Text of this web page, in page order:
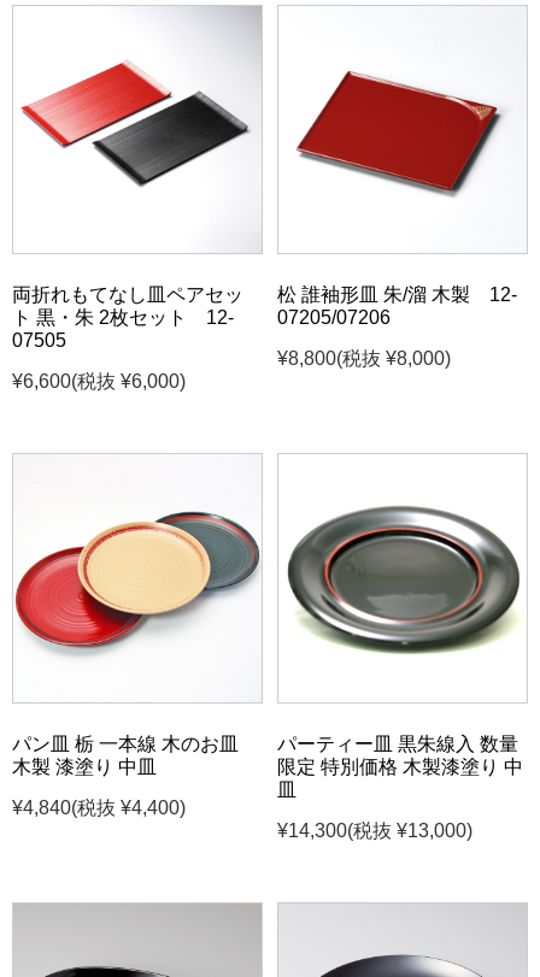
両折れもてなし皿ペアセッ
ト 黒・朱 2枚セット 12-
07505
¥6,600(税抜 ¥6,000)
松 誰袖形皿 朱/溜 木製 12-
07205/07206
¥8,800(税抜 ¥8,000)
パン皿 栃 一本線 木のお皿
木製 漆塗り 中皿
¥4,840(税抜 ¥4,400)
パーティー皿 黒朱線入 数量
限定 特別価格 木製漆塗り 中
皿
¥14,300(税抜 ¥13,000)